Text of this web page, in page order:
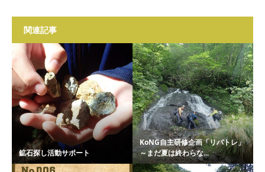
関連記事
鉱石探し活動サポート
KoNG自主研修企画「リバトレ」
～まだ夏は終わらな...